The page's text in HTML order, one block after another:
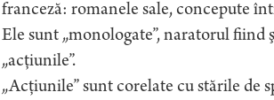
franceză: romanele sale, concepute
Ele sunt „monologate”, naratorul
„acţiunile”.
„Acţiunile” sunt corelate cu stările de